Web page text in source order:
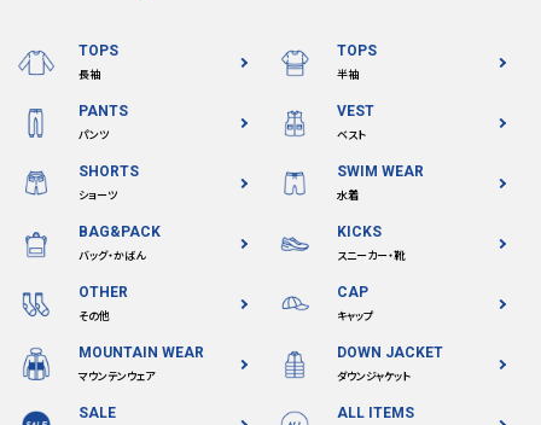
TOPS
長袖
TOPS
半袖
PANTS
パンツ
VEST
ベスト
SHORTS
ショーツ
SWIM WEAR
水着
BAG&PACK
バッグ・かばん
KICKS
スニーカー・靴
OTHER
その他
CAP
キャップ
MOUNTAIN WEAR
マウンテンウェア
DOWN JACKET
ダウンジャケット
SALE ALL ITEMS